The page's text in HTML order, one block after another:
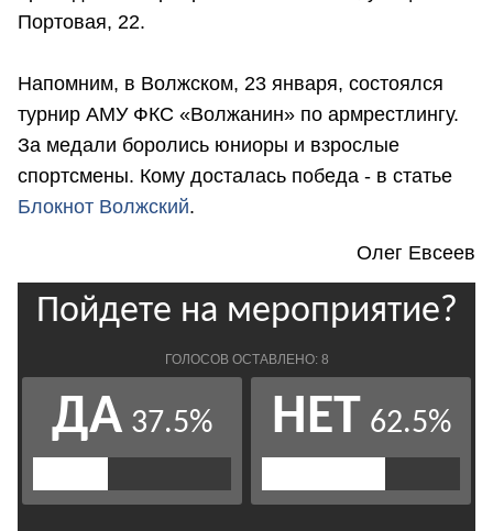
Портовая, 22.
Напомним, в Волжском, 23 января, состоялся
турнир АМУ ФКС «Волжанин» по армрестлингу.
За медали боролись юниоры и взрослые
спортсмены. Кому досталась победа - в статье
Блокнот Волжский.
Олег Евсеев